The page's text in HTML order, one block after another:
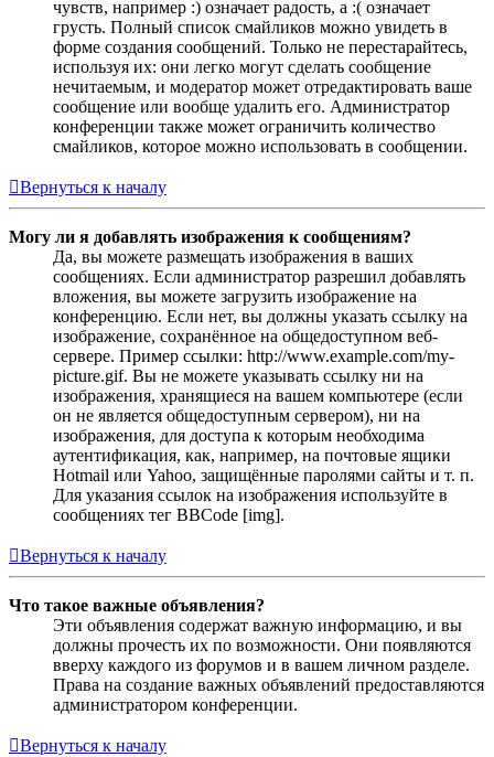
чувств, например :) означает радость, а :( означает
грусть. Полный список смайликов можно увидеть в
форме создания сообщений. Только не перестарайтесь,
используя их: они легко могут сделать сообщение
нечитаемым, и модератор может отредактировать ваше
сообщение или вообще удалить его. Администратор
конференции также может ограничить количество
смайликов, которое можно использовать в сообщении.
Вернуться к началу
Могу ли я добавлять изображения к сообщениям?
Да, вы можете размещать изображения в ваших
сообщениях. Если администратор разрешил добавлять
вложения, вы можете загрузить изображение на
конференцию. Если нет, вы должны указать ссылку на
изображение, сохранённое на общедоступном веб-
сервере. Пример ссылки: http://www.example.com/my-
picture.gif. Вы не можете указывать ссылку ни на
изображения, хранящиеся на вашем компьютере (если
он не является общедоступным сервером), ни на
изображения, для доступа к которым необходима
аутентификация, как, например, на почтовые ящики
Hotmail или Yahoo, защищённые паролями сайты и т. п.
Для указания ссылок на изображения используйте в
сообщениях тег BBCode [img].
Вернуться к началу
Что такое важные объявления?
Эти объявления содержат важную информацию, и вы
должны прочесть их по возможности. Они появляются
вверху каждого из форумов и в вашем личном разделе.
Права на создание важных объявлений предоставляются
администратором конференции.
Вернуться к началу